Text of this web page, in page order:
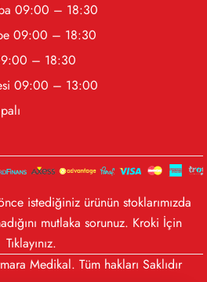
09:00 – 18:30
09:00 – 18:30
– 18:30
09:00 – 13:00
istediğiniz ürünün stoklarımızda
mutlaka sorunuz. Kroki İçin
Tıklayınız.
Medikal. Tüm hakları Saklıdır